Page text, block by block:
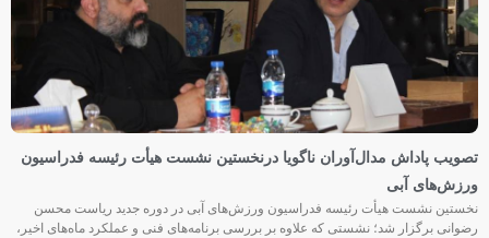
تصویب پاداش مدال‌آوران ناگویا درنخستین نشست هیأت رئیسه فدراسیون
ورزش‌های آبی
نخستین نشست هیأت رئیسه فدراسیون ورزش‌های آبی در دوره جدید ریاست محسن
رضوانی برگزار شد؛ نشستی که علاوه بر بررسی برنامه‌های فنی و عملکرد ماه‌های اخیر،